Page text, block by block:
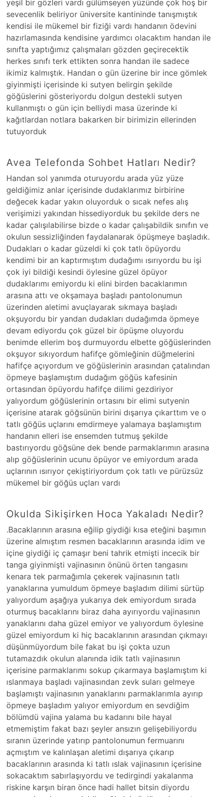
yeşil bir gözleri vardı gülümseyen yüzünde çok hoş bir
sevecenlik beliriyor üniversite kantininde tanışmıştık
kendisi ile mükemel bir fiziği vardı handanın ödevini
hazırlamasında kendisine yardımcı olacaktım handan ile
sınıfta yaptığımız çalışmaları gözden geçirecektik
herkes sınıfı terk ettikten sonra handan ile sadece
ikimiz kalmıştık. Handan o gün üzerine bir ince gömlek
giyinmişti içerisinde ki sutyen belirgin şekilde
göğüslerini gösteriyordu dolgun destekli sutyen
kullanmıştı o gün için belliydi masa üzerinde ki
kağıtlardan notlara bakarken bir birimizin ellerinden
tutuyorduk
Avea Telefonda Sohbet Hatları Nedir?
Handan sol yanımda oturuyordu arada yüz yüze
geldiğimiz anlar içerisinde dudaklarımız birbirine
değecek kadar yakın oluyorduk o sıcak nefes alış
verişimizi yakından hissediyorduk bu şekilde ders ne
kadar çalışılabilirse bizde o kadar çalışabildik sınıfın ve
okulun sessizliğinden faydalanarak öpüşmeye başladık.
Dudakları o kadar güzeldi ki çok tatlı öpüyordu
kendimi bir an kaptırmıştım dudağımı ısırıyordu bu işi
çok iyi bildiği kesindi öylesine güzel öpüyor
dudaklarımı emiyordu ki elini birden bacaklarımın
arasına attı ve okşamaya başladı pantolonumun
üzerinden aletimi avuçlayarak sıkmaya başladı
okşuyordu bir yandan dudakları dudağımda öpmeye
devam ediyordu çok güzel bir öpüşme oluyordu
benimde ellerim boş durmuyordu elbette göğüslerinden
okşuyor sıkıyordum hafifçe gömleğinin düğmelerini
hafifçe açıyordum ve göğüslerinin arasından çatalından
öpmeye başlamıştım dudağım göğüs kafesinin
ortasından öpüyordu hafifçe dilimi gezdiriyor
yalıyordum göğüslerinin ortasını bir elimi sutyenin
içerisine atarak göğsünün birini dışarıya çıkarttım ve o
tatlı göğüs uçlarını emdirmeye yalamaya başlamıştım
handanın elleri ise ensemden tutmuş şekilde
bastırıyordu göğsüne dek bende parmaklarımın arasına
alıp göğüslerinin ucunu öpüyor ve emiyordum arada
uçlarının ısırıyor çekiştiriyordum çok tatlı ve pürüzsüz
mükemel bir göğüs uçları vardı
Okulda Sikişirken Hoca Yakaladı Nedir?
.Bacaklarının arasına eğilip giydiği kısa eteğini başımın
üzerine almıştım resmen bacaklarının arasında idim ve
içine giydiği iç çamaşır beni tahrik etmişti incecik bir
tanga giyinmişti vajinasının önünü örten tangasını
kenara tek parmağımla çekerek vajinasının tatlı
yanaklarına yumuldum öpmeye başladım dilimi sürtüp
yalıyordum aşağıya yukarıya dek emiyordum sırada
oturmuş bacaklarını biraz daha ayırıyordu vajinasının
yanaklarını daha güzel emiyor ve yalıyordum öylesine
güzel emiyordum ki hiç bacaklarının arasından çıkmayı
düşünmüyordum bile fakat bu işi çokta uzun
tutamazdık okulun alanında idik tatlı vajinasının
içerisine parmaklarımı sokup çıkarmaya başlamıştım ki
ıslanmaya başladı vajinasından zevk suları gelmeye
başlamıştı vajinasının yanaklarını parmaklarımla ayırıp
öpmeye başladım yalıyor emiyordum en sevdiğim
bölümdü vajina yalama bu kadarını bile hayal
etmemiştim fakat bazı şeyler ansızın gelişebiliyordu
sıranın üzerinde yatırıp pantolonumun fermuarını
açmıştım ve kalınlaşan aletimi dışarıya çıkarıp
bacaklarının arasında ki tatlı ıslak vajinasının içerisine
sokacaktım sabırlaşıyordu ve tedirgindi yakalanma
riskine karşın biran önce hadi hallet bitsin diyordu